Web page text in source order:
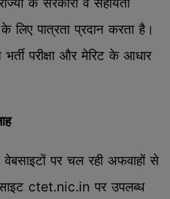
लिए पात्रता प्रदान करता है।
परीक्षा और मेरिट के आधार
पर चल रही अफवाहों से
ctet.nic.in पर उपलब्ध